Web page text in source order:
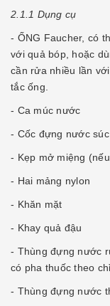
2.1.1 Dụng cụ
- ỐNG Faucher, có
với quả bóp, hoặc
cần rửa nhiều lần
tắc ống.
- Ca múc nước
- Cốc đựng nước
- Kẹp mở miệng
- Hai mảng nylon
- Khăn mặt
- Khay quả đậu
- Thùng đựng nước
có pha thuốc theo
- Thùng đựng nước